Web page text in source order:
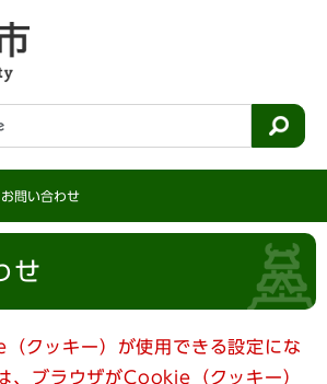
お問い合わせ
せ
クッキー）が使用できる設定にな
、ブラウザがCookie（クッキー）